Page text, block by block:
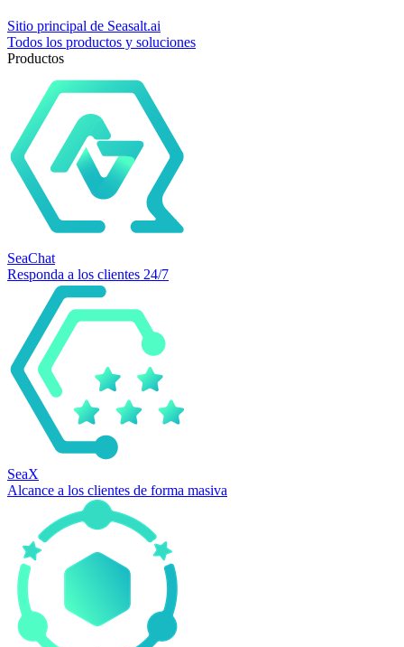
Sitio principal de Seasalt.ai
Todos los productos y soluciones
Productos
SeaChat
Responda a los clientes 24/7
SeaX
Alcance a los clientes de forma masiva